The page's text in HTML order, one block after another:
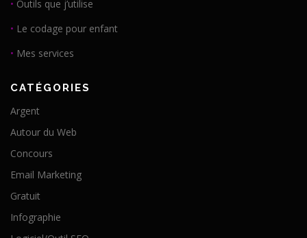
• Outils que j’utilise
• Le codage pour enfant
• Mes services
CATÉGORIES
Argent
Autour du Web
Concours
Email Marketing
Gratuit
Infographie